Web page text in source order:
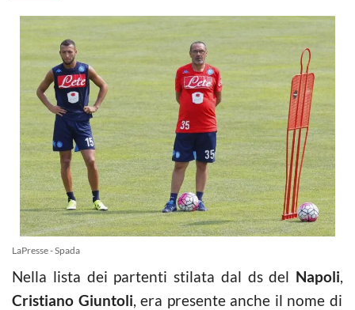
LaPresse - Spada
Nella lista dei partenti stilata dal ds del Napoli,
Cristiano Giuntoli, era presente anche il nome di